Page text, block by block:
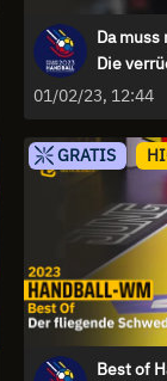
Da
Die
01/02/23, 12:44
GRATIS
Best of